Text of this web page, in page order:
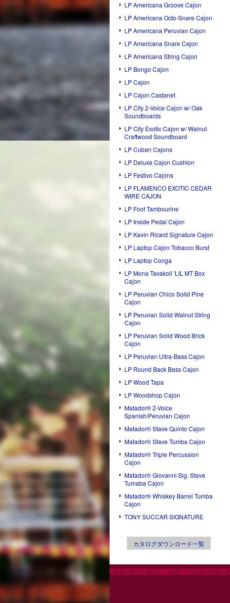
LP Americana Groove Cajon
LP Americana Octo-Snare Cajon
LP Americana Peruvian Cajon
LP Americana Snare Cajon
LP Americana String Cajon
LP Bongo Cajon
LP Cajon
LP Cajon Castanet
LP City 2-Voice Cajon w/ Oak
Soundboards
LP City Exotic Cajon w/ Walnut
Craftwood Soundboard
LP Cuban Cajons
LP Deluxe Cajon Cushion
LP Festivo Cajons
LP FLAMENCO EXOTIC CEDAR
WIRE CAJON
LP Foot Tambourine
LP Inside Pedal Cajon
LP Kevin Ricard Signature Cajon
LP Laptop Cajon Tobacco Burst
LP Laptop Conga
LP Mona Tavakoli 'LIL MT Box
Cajon
LP Peruvian Chico Solid Pine
Cajon
LP Peruvian Solid Walnut String
Cajon
LP Peruvian Solid Wood Brick
Cajon
LP Peruvian Ultra-Bass Cajon
LP Round Back Bass Cajon
LP Wood Tapa
LP Woodshop Cajon
Matador® 2-Voice
Spanish/Peruvian Cajon
Matador® Stave Quinto Cajon
Matador® Stave Tumba Cajon
Matador® Triple Percussion
Cajon
Matador® Giovanni Sig. Stave
Tumaba Cajon
Matador® Whiskey Barrel Tumba
Cajon
TONY SUCCAR SIGNATURE
カタログダウンロード一覧